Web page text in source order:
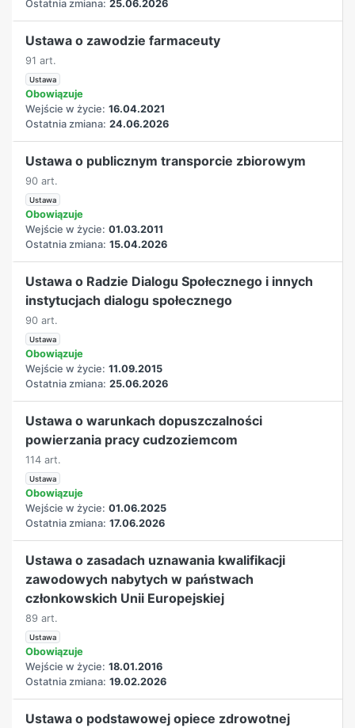
Ostatnia zmiana: 25.06.2026
Ustawa o zawodzie farmaceuty
91 art.
Ustawa
Obowiązuje
Wejście w życie: 16.04.2021
Ostatnia zmiana: 24.06.2026
Ustawa o publicznym transporcie zbiorowym
90 art.
Ustawa
Obowiązuje
Wejście w życie: 01.03.2011
Ostatnia zmiana: 15.04.2026
Ustawa o Radzie Dialogu Społecznego i innych
instytucjach dialogu społecznego
90 art.
Ustawa
Obowiązuje
Wejście w życie: 11.09.2015
Ostatnia zmiana: 25.06.2026
Ustawa o warunkach dopuszczalności
powierzania pracy cudzoziemcom
114 art.
Ustawa
Obowiązuje
Wejście w życie: 01.06.2025
Ostatnia zmiana: 17.06.2026
Ustawa o zasadach uznawania kwalifikacji
zawodowych nabytych w państwach
członkowskich Unii Europejskiej
89 art.
Ustawa
Obowiązuje
Wejście w życie: 18.01.2016
Ostatnia zmiana: 19.02.2026
Ustawa o podstawowej opiece zdrowotnej